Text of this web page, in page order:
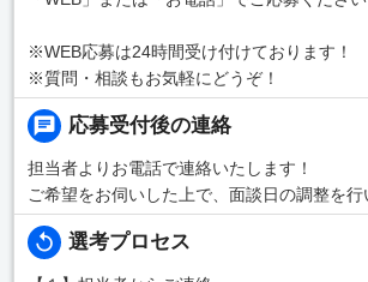
※WEB応募は24時間受け付けております！
※質問・相談もお気軽にどうぞ！
応募受付後の連絡
担当者よりお電話で連絡いたします！
ご希望をお伺いした上で、面談日の調整を行
選考プロセス